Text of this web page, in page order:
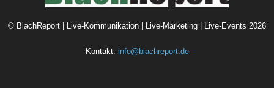
© BlachReport | Live-Kommunikation | Live-Marketing | Live-Events 2026
Kontakt: info@blachreport.de